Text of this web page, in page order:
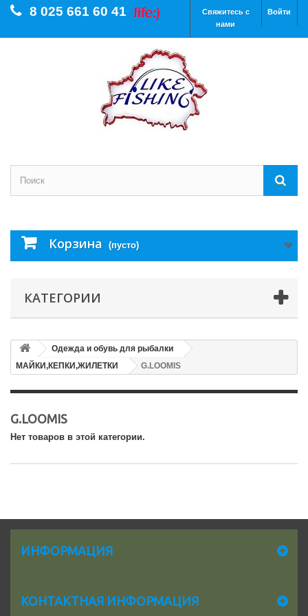
Войти
Свяжитесь с
нами
8 025 661 60 41
Корзина (пусто)
КАТЕГОРИИ
Одежда и обувь для рыбалки
МАЙКИ,КЕПКИ,ЖИЛЕТКИ
G.LOOMIS
G.LOOMIS
Нет товаров в этой категории.
ИНФОРМАЦИЯ
КОНТАКТНАЯ ИНФОРМАЦИЯ